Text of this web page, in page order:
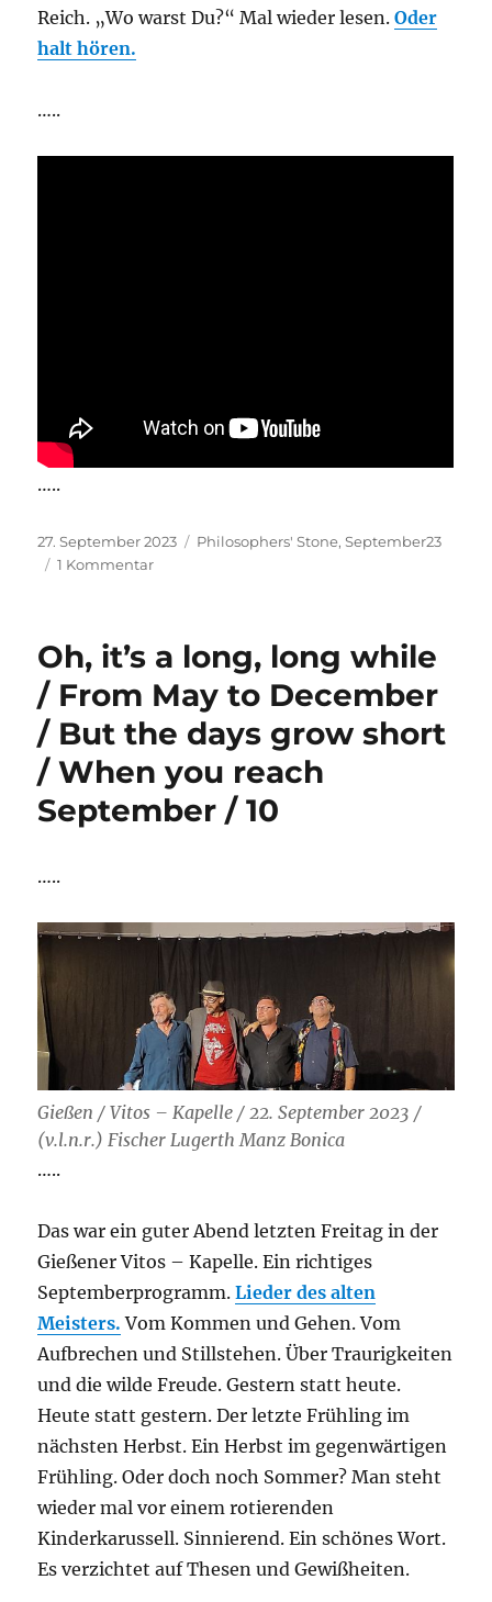
Reich. „Wo warst Du?“ Mal wieder lesen.Oder
halt hören.
…..
…..
Veröffentlicht
am
27. September 2023 Kategorien
Philosophers' Stone,September23
1 Kommentarzu
long,
while
/
From
May
to
December
grow
When
you
reach
September
/
11
Oh, it’s a long, long while
/ From May to December
/ But the days grow short
/ When you reach
September / 10
…..
Gießen / Vitos – Kapelle / 22. September 2023 /
(v.l.n.r.) Fischer Lugerth Manz Bonica
…..
Das war ein guter Abend letzten Freitag in der
Gießener Vitos – Kapelle. Ein richtiges
Septemberprogramm.Lieder des alten
Meisters. Vom Kommen und Gehen. Vom
Aufbrechen und Stillstehen. Über Traurigkeiten
und die wilde Freude. Gestern statt heute.
Heute statt gestern. Der letzte Frühling im
nächsten Herbst. Ein Herbst im gegenwärtigen
Frühling. Oder doch noch Sommer? Man steht
wieder mal vor einem rotierenden
Kinderkarussell. Sinnierend. Ein schönes Wort.
Es verzichtet auf Thesen und Gewißheiten.